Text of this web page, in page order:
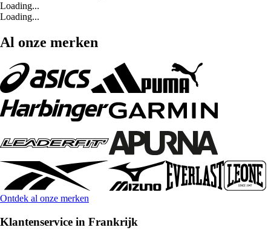
Loading...
Loading...
Al onze merken
Ontdek al onze merken
Klantenservice in Frankrijk